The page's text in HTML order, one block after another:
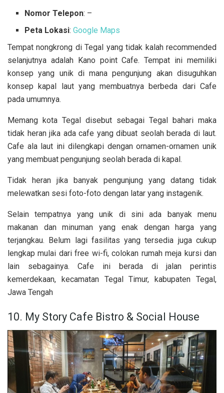
Nomor Telepon: –
Peta Lokasi:Google Maps
Tempat nongkrong di Tegal yang tidak kalah recommended
selanjutnya adalah Kano point Cafe. Tempat ini memiliki
konsep yang unik di mana pengunjung akan disuguhkan
konsep kapal laut yang membuatnya berbeda dari Cafe
pada umumnya.
Memang kota Tegal disebut sebagai Tegal bahari maka
tidak heran jika ada cafe yang dibuat seolah berada di laut.
Cafe ala laut ini dilengkapi dengan ornamen-ornamen unik
yang membuat pengunjung seolah berada di kapal.
Tidak heran jika banyak pengunjung yang datang tidak
melewatkan sesi foto-foto dengan latar yang instagenik.
Selain tempatnya yang unik di sini ada banyak menu
makanan dan minuman yang enak dengan harga yang
terjangkau. Belum lagi fasilitas yang tersedia juga cukup
lengkap mulai dari free wi-fi, colokan rumah meja kursi dan
lain sebagainya. Cafe ini berada di jalan perintis
kemerdekaan, kecamatan Tegal Timur, kabupaten Tegal,
Jawa Tengah
10. My Story Cafe Bistro & Social House